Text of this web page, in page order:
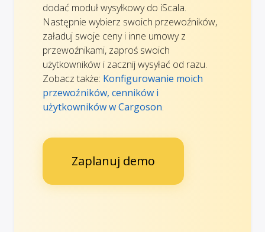
dodać moduł wysyłkowy do iScala.
Następnie wybierz swoich przewoźników,
załaduj swoje ceny i inne umowy z
przewoźnikami, zaproś swoich
użytkowników i zacznij wysyłać od razu.
Zobacz także: Konfigurowanie moich
przewoźników, cenników i
użytkowników w Cargoson.
Zaplanuj demo